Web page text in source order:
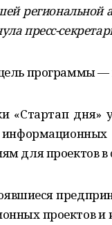
региональной
пресс-
программы —
«Стартап
для проектов в
проектов